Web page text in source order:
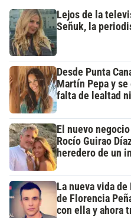
Lejos de la
Señuk, la
Desde Punta
Martín Pepa y
falta de lealtad
El nuevo
Rocío Guirao
heredero de un
La nueva vida
de Florencia
con ella y ahora